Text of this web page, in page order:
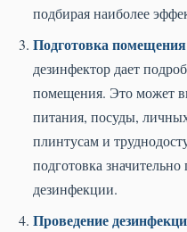
подбирая наиболее
Подготовка
дезинфектор дает
помещения. Это может
питания, посуды,
плинтусам и
подготовка
дезинфекции.
Проведение